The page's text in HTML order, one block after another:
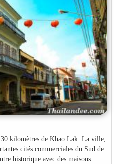
kilomètres de Khao Lak. La ville,
cités commerciales du Sud de
historique avec des maisons